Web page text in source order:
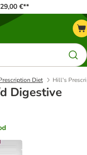
€**
Diet Hill's
Digestive